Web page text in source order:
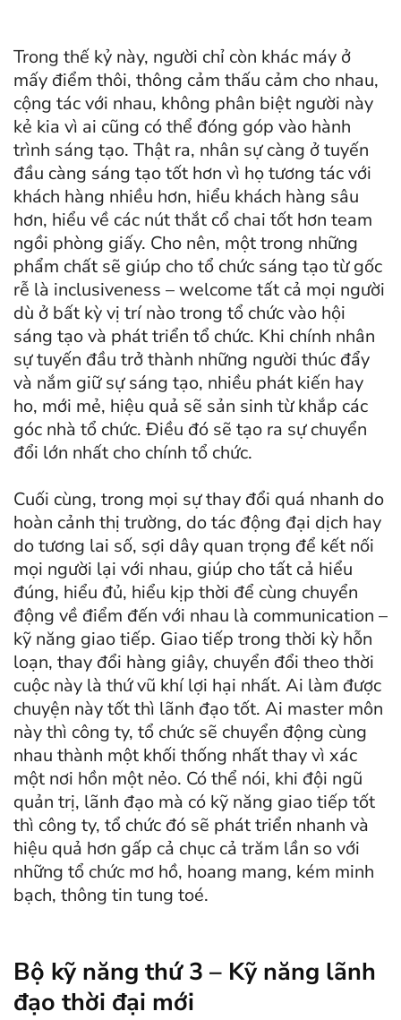
Trong thế kỷ này, người chỉ còn khác máy ở
mấy điểm thôi, thông cảm thấu cảm cho nhau,
cộng tác với nhau, không phân biệt người này
kẻ kia vì ai cũng có thể đóng góp vào hành
trình sáng tạo. Thật ra, nhân sự càng ở tuyến
đầu càng sáng tạo tốt hơn vì họ tương tác với
khách hàng nhiều hơn, hiểu khách hàng sâu
hơn, hiểu về các nút thắt cổ chai tốt hơn team
ngồi phòng giấy. Cho nên, một trong những
phẩm chất sẽ giúp cho tổ chức sáng tạo từ gốc
rễ là inclusiveness – welcome tất cả mọi người
dù ở bất kỳ vị trí nào trong tổ chức vào hội
sáng tạo và phát triển tổ chức. Khi chính nhân
sự tuyến đầu trở thành những người thúc đẩy
và nắm giữ sự sáng tạo, nhiều phát kiến hay
ho, mới mẻ, hiệu quả sẽ sản sinh từ khắp các
góc nhà tổ chức. Điều đó sẽ tạo ra sự chuyển
đổi lớn nhất cho chính tổ chức.
Cuối cùng, trong mọi sự thay đổi quá nhanh do
hoàn cảnh thị trường, do tác động đại dịch hay
do tương lai số, sợi dây quan trọng để kết nối
mọi người lại với nhau, giúp cho tất cả hiểu
đúng, hiểu đủ, hiểu kịp thời để cùng chuyển
động về điểm đến với nhau là communication –
kỹ năng giao tiếp. Giao tiếp trong thời kỳ hỗn
loạn, thay đổi hàng giây, chuyển đổi theo thời
cuộc này là thứ vũ khí lợi hại nhất. Ai làm được
chuyện này tốt thì lãnh đạo tốt. Ai master môn
này thì công ty, tổ chức sẽ chuyển động cùng
nhau thành một khối thống nhất thay vì xác
một nơi hồn một nẻo. Có thể nói, khi đội ngũ
quản trị, lãnh đạo mà có kỹ năng giao tiếp tốt
thì công ty, tổ chức đó sẽ phát triển nhanh và
hiệu quả hơn gấp cả chục cả trăm lần so với
những tổ chức mơ hồ, hoang mang, kém minh
bạch, thông tin tung toé.
Bộ kỹ năng thứ 3 – Kỹ năng lãnh
đạo thời đại mới